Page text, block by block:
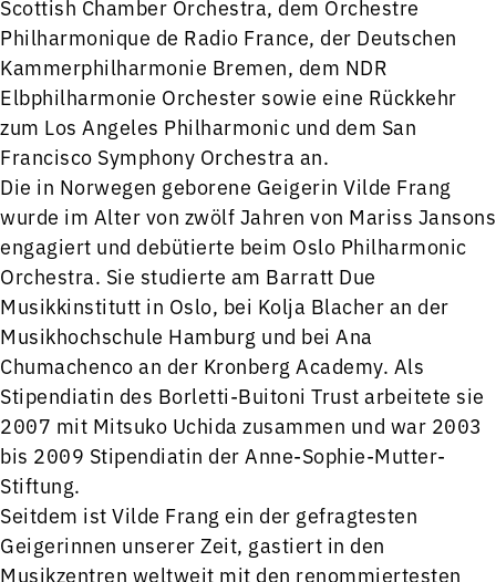
Scottish Chamber Orchestra, dem Orchestre
Philharmonique de Radio France, der Deutschen
Kammerphilharmonie Bremen, dem NDR
Elbphilharmonie Orchester sowie eine Rückkehr
zum Los Angeles Philharmonic und dem San
Francisco Symphony Orchestra an.
Die in Norwegen geborene Geigerin Vilde Frang
wurde im Alter von zwölf Jahren von Mariss Jansons
engagiert und debütierte beim Oslo Philharmonic
Orchestra. Sie studierte am Barratt Due
Musikkinstitutt in Oslo, bei Kolja Blacher an der
Musikhochschule Hamburg und bei Ana
Chumachenco an der Kronberg Academy. Als
Stipendiatin des Borletti-Buitoni Trust arbeitete sie
2007 mit Mitsuko Uchida zusammen und war 2003
bis 2009 Stipendiatin der Anne-Sophie-Mutter-
Stiftung.
Seitdem ist Vilde Frang ein der gefragtesten
Geigerinnen unserer Zeit, gastiert in den
Musikzentren weltweit mit den renommiertesten